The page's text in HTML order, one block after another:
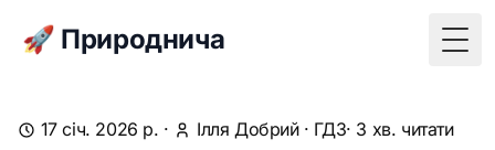
🚀 Природнича
17 січ. 2026 р. · Ілля Добрий· ГДЗ· 3 хв. читати